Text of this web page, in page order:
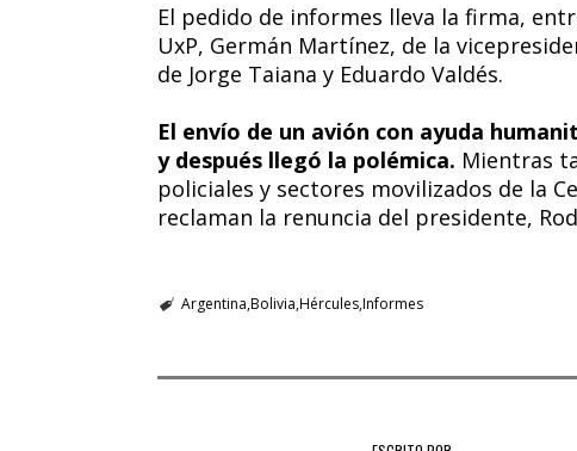
El pedido de informes lleva la firma,
UxP, Germán Martínez, de la
de Jorge Taiana y Eduardo Valdés.
El envío de un avión con ayuda
y después llegó la polémica. Mientras
policiales y sectores movilizados de la
reclaman la renuncia del presidente,
Argentina Bolivia HérculesInformes